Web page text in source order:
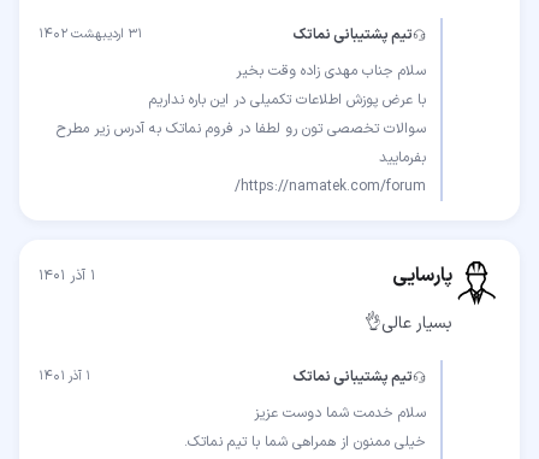
تیم پشتیبانی نماتک ۳۱ اردیبهشت ۱۴۰۲
سوالات تخصصی تون رو لطفا در فروم نماتک به آدرس زیر مطرح
https://namatek.com/forum/
پارسایی ۱ آذر ۱۴۰۱
بسیار عالی👌
تیم پشتیبانی نماتک ۱ آذر ۱۴۰۱